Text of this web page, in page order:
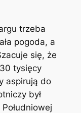
trzeba
pogoda, a
się, że
tysięcy
aspirują do
był